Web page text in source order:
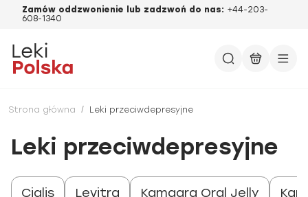
Zamów oddzwonienie lub zadzwoń do nas: +44-203-
608-1340
Strona główna / Leki przeciwdepresyjne
Leki przeciwdepresyjne
Cialis Levitra Kamagra Oral Jelly